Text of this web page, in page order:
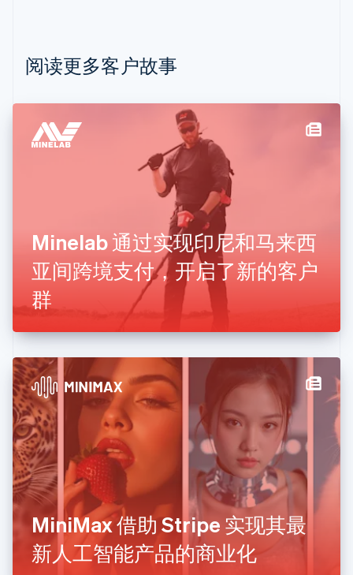
阅读更多客户故事
Minelab 通过实现印尼和马来西
亚间跨境支付，开启了新的客户
群
MiniMax 借助 Stripe 实现其最
新人工智能产品的商业化
Nederlands Français Deutsch
波兰
丹麦
English
德国
Deutsch
荷兰
NederlandsEnglish
加拿大
English Français
捷克
克罗地亚
拉脱维亚
English
立陶宛
English
列支敦士登
Deutsch English
卢森堡
Français DeutschEnglish
罗马尼亚
English
马尔他
English
马来西亚
English 简体中文